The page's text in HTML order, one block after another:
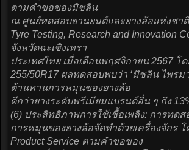
ตามคำขอของมิชลิน
ณ ศูนย์ทดสอบยานยนต์และยางล้อแห่งชาติ
Tyre Testing, Research and Innovation
จังหวัดฉะเชิงเทรา
ประเทศไทย เมื่อเดือนพฤศจิกายน 2567 โ
255/50R17 ผลทดสอบพบว่า ‘มิชลิน ไพรม
ต้านทานการหมุนของยางล้อ
ดีกว่ายางระดับพรีเมียมแบรนด์อื่น ๆ ถึง
(6) ประสิทธิภาพการใช้เชื้อเพลิง: การทด
การหมุนของยางล้อจัดทำด้วยเครื่องจักร โ
Product Service ตามคำขอของ